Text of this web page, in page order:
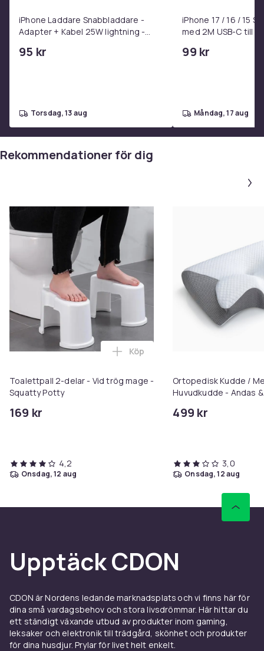
iPhone Laddare Snabbladdare -
Adapter + Kabel 25W lightning -
95 kr
torsdag, 13 aug
iPhone 17 / 16 / 15
med 2M USB-C till
99 kr
måndag, 17 aug
Rekommendationer för dig
Toalettpall 2-delar - Vid trög mage -
Squatty Potty
169 kr
Lägg till Toalettpall 2-delar -
Köp
4,2
onsdag, 12 aug
Ortopedisk Kudde /
Huvudkudde - Andas
499 kr
3,0
onsdag, 12 aug
Upptäck CDON
CDON är Nordens ledande marknadsplats och vi finns här för
dina små vardagsbehov och stora livsdrömmar. Här hittar du
ett ständigt växande utbud av produkter inom gaming,
leksaker och elektronik till trädgård, skönhet och produkter
för dina husdjur. Prylar för livet helt enkelt.